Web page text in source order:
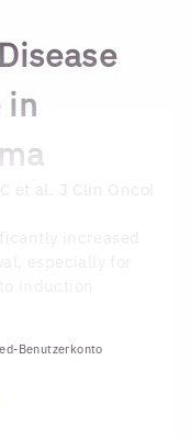
in
et al. J Clin Oncol
Benutzerkonto